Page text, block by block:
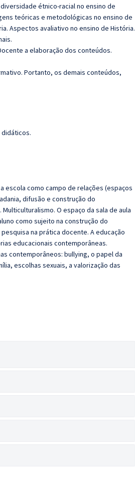
étnico-racial no ensino de
teóricas e metodológicas no ensino de
Aspectos avaliativo no ensino de História.
a elaboração dos conteúdos.
Portanto, os demais conteúdos,
escola como campo de relações (espaços
difusão e construção do
O espaço da sala de aula
como sujeito na construção do
na prática docente. A educação
educacionais contemporâneas.
contemporâneos: bullying, o papel da
escolhas sexuais, a valorização das